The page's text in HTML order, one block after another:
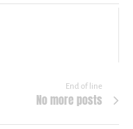
End of line
No more posts